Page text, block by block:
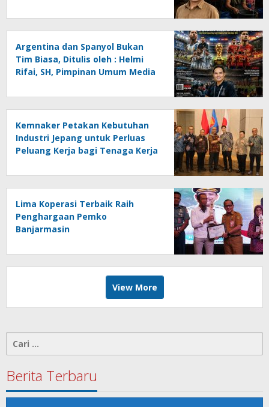
Ancaman Lingkungan, Oleh :
Helmi Rifai, SH
Argentina dan Spanyol Bukan
Tim Biasa, Ditulis oleh : Helmi
Rifai, SH, Pimpinan Umum Media
Kemnaker Petakan Kebutuhan
Industri Jepang untuk Perluas
Peluang Kerja bagi Tenaga Kerja
Lima Koperasi Terbaik Raih
Penghargaan Pemko
Banjarmasin
View More
Cari
Berita Terbaru